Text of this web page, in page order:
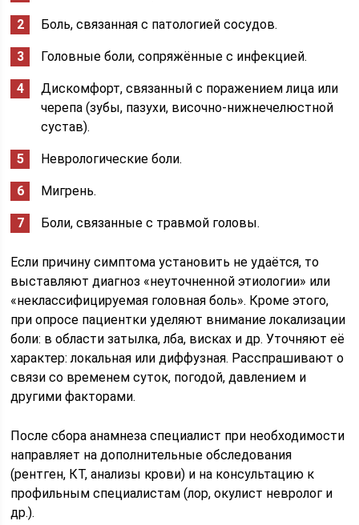
Боль, связанная с патологией сосудов.
Головные боли, сопряжённые с инфекцией.
Дискомфорт, связанный с поражением лица или
черепа (зубы, пазухи, височно-нижнечелюстной
сустав).
Неврологические боли.
Мигрень.
Боли, связанные с травмой головы.
Если причину симптома установить не удаётся, то
выставляют диагноз «неуточненной этиологии» или
«неклассифицируемая головная боль». Кроме этого,
при опросе пациентки уделяют внимание локализации
боли: в области затылка, лба, висках и др. Уточняют её
характер: локальная или диффузная. Расспрашивают о
связи со временем суток, погодой, давлением и
другими факторами.
После сбора анамнеза специалист при необходимости
направляет на дополнительные обследования
(рентген, КТ, анализы крови) и на консультацию к
профильным специалистам (лор, окулист невролог и
др.).